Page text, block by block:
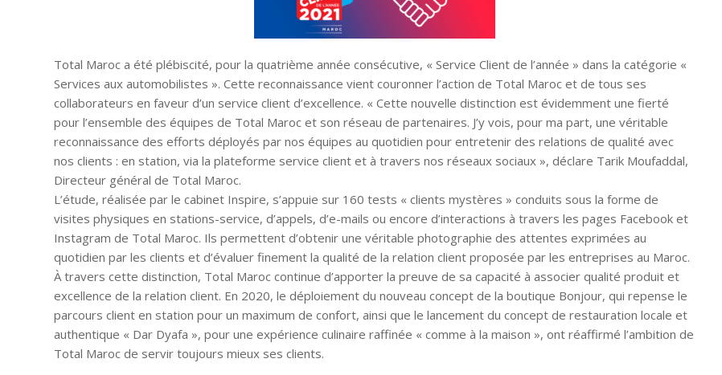
Total Maroc a été plébiscité, pour la quatrième année consécutive, « Service Client de l’année » dans la catégorie «
Services aux automobilistes ». Cette reconnaissance vient couronner l’action de Total Maroc et de tous ses
collaborateurs en faveur d’un service client d’excellence. « Cette nouvelle distinction est évidemment une fierté
pour l’ensemble des équipes de Total Maroc et son réseau de partenaires. J’y vois, pour ma part, une véritable
reconnaissance des efforts déployés par nos équipes au quotidien pour entretenir des relations de qualité avec
nos clients : en station, via la plateforme service client et à travers nos réseaux sociaux », déclare Tarik Moufaddal,
Directeur général de Total Maroc.
L’étude, réalisée par le cabinet Inspire, s’appuie sur 160 tests « clients mystères » conduits sous la forme de
visites physiques en stations-service, d’appels, d’e-mails ou encore d’interactions à travers les pages Facebook et
Instagram de Total Maroc. Ils permettent d’obtenir une véritable photographie des attentes exprimées au
quotidien par les clients et d’évaluer finement la qualité de la relation client proposée par les entreprises au Maroc.
À travers cette distinction, Total Maroc continue d’apporter la preuve de sa capacité à associer qualité produit et
excellence de la relation client. En 2020, le déploiement du nouveau concept de la boutique Bonjour, qui repense le
parcours client en station pour un maximum de confort, ainsi que le lancement du concept de restauration locale et
authentique « Dar Dyafa », pour une expérience culinaire raffinée « comme à la maison », ont réaffirmé l’ambition de
Total Maroc de servir toujours mieux ses clients.